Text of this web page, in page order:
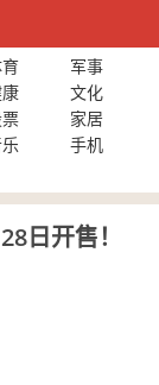
军事
文化
家居
手机
日开售！